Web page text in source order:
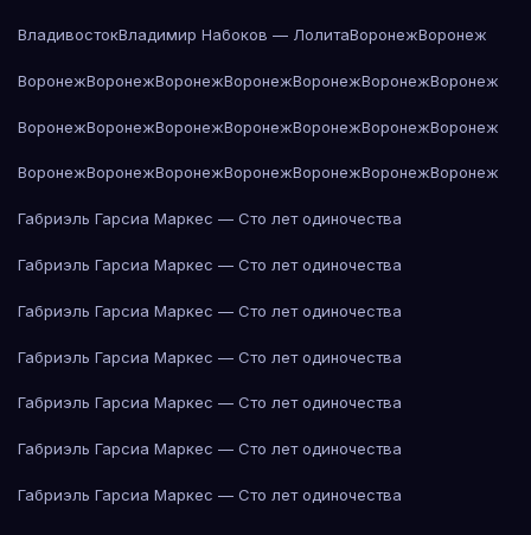
ВладивостокВладимир Набоков — ЛолитаВоронежВоронеж
ВоронежВоронежВоронежВоронежВоронежВоронежВоронеж
ВоронежВоронежВоронежВоронежВоронежВоронежВоронеж
ВоронежВоронежВоронежВоронежВоронежВоронежВоронеж
Габриэль Гарсиа Маркес — Сто лет одиночества
Габриэль Гарсиа Маркес — Сто лет одиночества
Габриэль Гарсиа Маркес — Сто лет одиночества
Габриэль Гарсиа Маркес — Сто лет одиночества
Габриэль Гарсиа Маркес — Сто лет одиночества
Габриэль Гарсиа Маркес — Сто лет одиночества
Габриэль Гарсиа Маркес — Сто лет одиночества